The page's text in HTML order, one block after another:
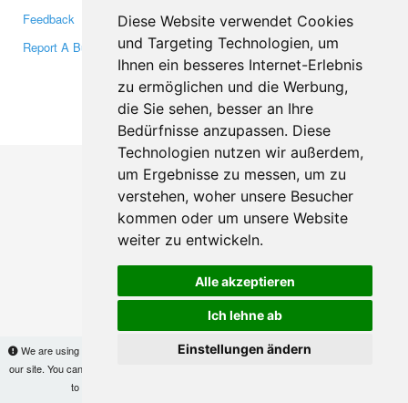
Diese Website verwendet Cookies
und Targeting Technologien, um
Ihnen ein besseres Internet-Erlebnis
zu ermöglichen und die Werbung,
die Sie sehen, besser an Ihre
Bedürfnisse anzupassen. Diese
Technologien nutzen wir außerdem,
um Ergebnisse zu messen, um zu
verstehen, woher unsere Besucher
kommen oder um unsere Website
weiter zu entwickeln.
Alle akzeptieren
Ich lehne ab
Einstellungen ändern
We are using cookies to provide statistics that help us give you the best experience of
our site. You can find out more
to use the site without changes, you are agreeing to it.
Feedback
Report A Bug
Twitter
YouTube
Google+
Makis© Copyright 2026